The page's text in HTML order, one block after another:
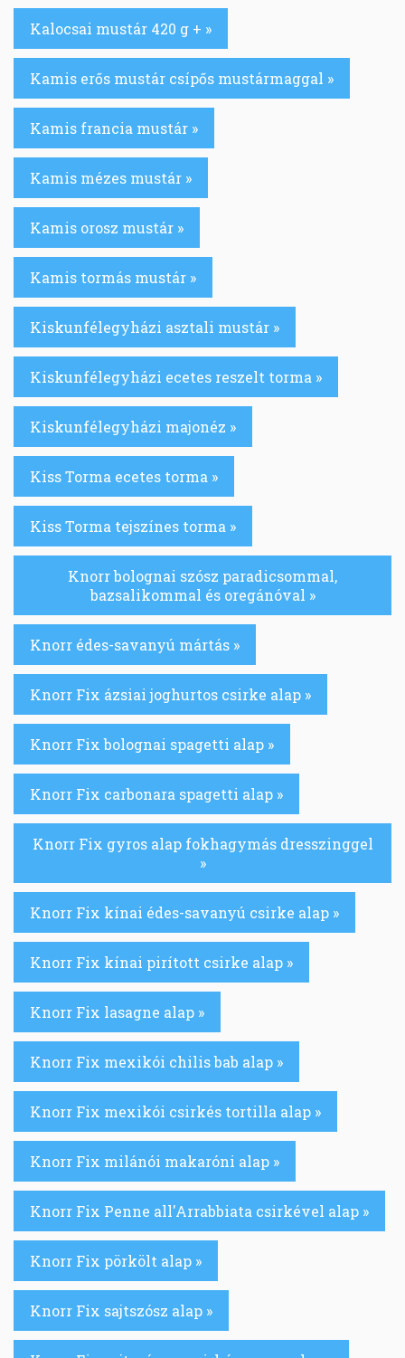
Kalocsai mustár 420 g + »
Kamis erős mustár csípős mustármaggal »
Kamis francia mustár »
Kamis mézes mustár »
Kamis orosz mustár »
Kamis tormás mustár »
Kiskunfélegyházi asztali mustár »
Kiskunfélegyházi ecetes reszelt torma »
Kiskunfélegyházi majonéz »
Kiss Torma ecetes torma »
Kiss Torma tejszínes torma »
Knorr bolognai szósz paradicsommal,
bazsalikommal és oregánóval »
Knorr édes-savanyú mártás »
Knorr Fix ázsiai joghurtos csirke alap »
Knorr Fix bolognai spagetti alap »
Knorr Fix carbonara spagetti alap »
Knorr Fix gyros alap fokhagymás dresszinggel
»
Knorr Fix kínai édes-savanyú csirke alap »
Knorr Fix kínai pirított csirke alap »
Knorr Fix lasagne alap »
Knorr Fix mexikói chilis bab alap »
Knorr Fix mexikói csirkés tortilla alap »
Knorr Fix milánói makaróni alap »
Knorr Fix Penne all'Arrabbiata csirkével alap »
Knorr Fix pörkölt alap »
Knorr Fix sajtszósz alap »